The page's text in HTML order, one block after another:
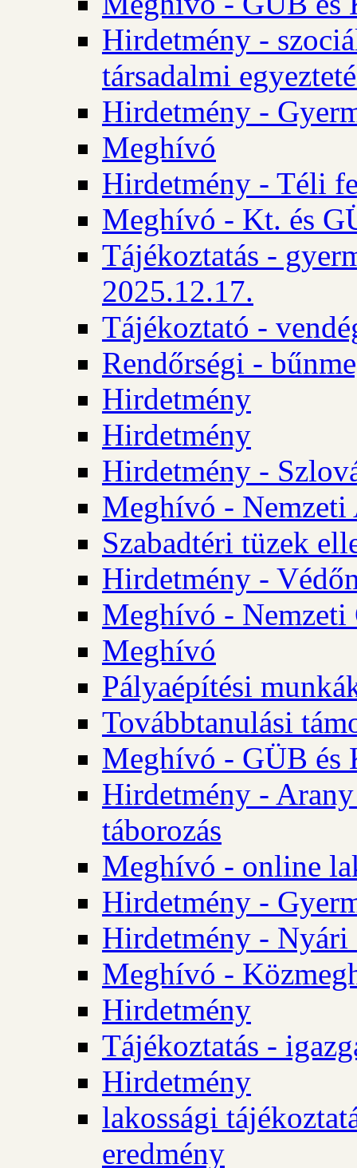
Hirdetmény -
társadalmi
Hirdetmény -
Meghívó
Hirdetmény - Téli
Meghívó - Kt. és
Tájékoztatás -
2025.12.17.
Tájékoztató -
Rendőrségi -
Hirdetmény
Hirdetmény
Hirdetmény -
Meghívó - Nemzeti
Szabadtéri tüzek
Hirdetmény -
Meghívó - Nemzeti
Meghívó
Pályaépítési
Továbbtanulási
Meghívó - GÜB és
Hirdetmény - Arany
táborozás
Meghívó - online
Hirdetmény -
Hirdetmény - Nyári
Meghívó -
Hirdetmény
Tájékoztatás -
Hirdetmény
lakossági
eredmény